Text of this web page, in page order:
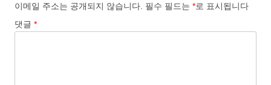
이메일 주소는 공개되지 않습니다. 필수 필드는 *로 표시됩니다
댓글 *